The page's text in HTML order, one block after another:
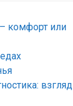
комфорт или
взгляд